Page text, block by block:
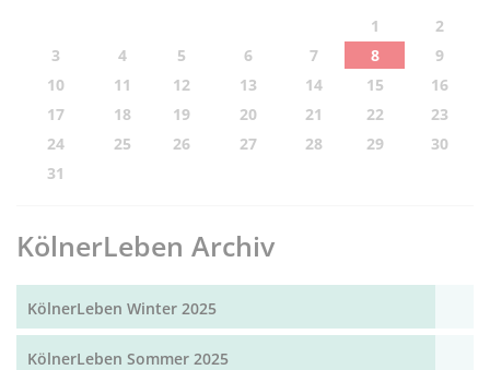
1
2
3
4 5 6 7 8
9
10
11 12 13 14 15
16
17
18 19 20 21 22
23
24
25 26 27 28 29
30
31
KölnerLeben Archiv
KölnerLeben Winter 2025
KölnerLeben Sommer 2025